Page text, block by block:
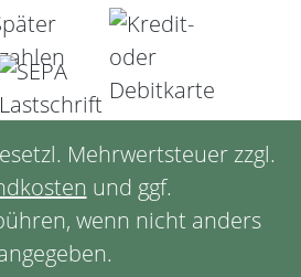
Mehrwertsteuer zzgl.
und ggf.
wenn nicht anders